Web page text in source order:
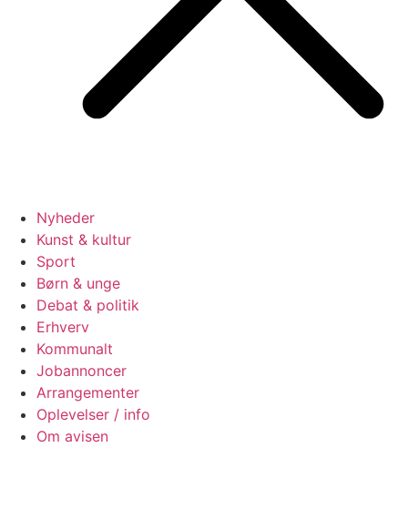
Nyheder
Kunst & kultur
Sport
Børn & unge
Debat & politik
Erhverv
Kommunalt
Jobannoncer
Arrangementer
Oplevelser / info
Om avisen